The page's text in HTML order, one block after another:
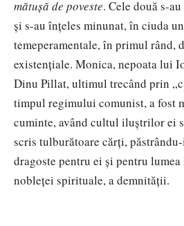
mătușă de poveste. Cele două s-
și s-au înțeles minunat, în ciuda
temeperamentale, în primul rând,
existențiale. Monica, nepoata lui
Dinu Pillat, ultimul trecând prin
timpul regimului comunist, a fost
cuminte, având cultul iluștrilor ei
scris tulburătoare cărți,
dragoste pentru ei și pentru
nobleței spirituale, a demnității.